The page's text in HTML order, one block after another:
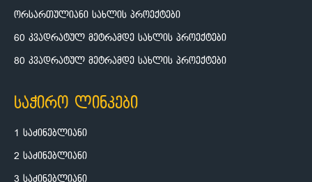
ორსართულიანი სახლის პროექტები
60 კვადრატულ მეტრამდე სახლის პროექტები
80 კვადრატულ მეტრამდე სახლის პროექტები
საჭირო ლინკები
1 საძინებლიანი
2 საძინებლიანი
3 საძინებლიანი